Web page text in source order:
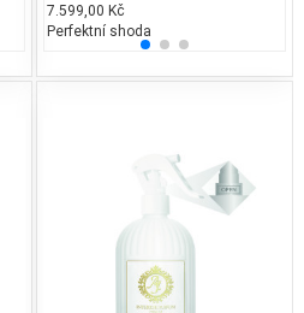
3.550,00 Kč
25% běžných vonných tónů
7.599,00 Kč
Perfektní shoda